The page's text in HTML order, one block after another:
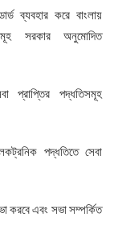
ব্যবহার করে বাংলায়
সরকার অনুমােদিত
প্রাপ্তির পদ্ধতিসমূহ
পদ্ধতিতে সেবা
করবে এবং সভা সম্পর্কিত